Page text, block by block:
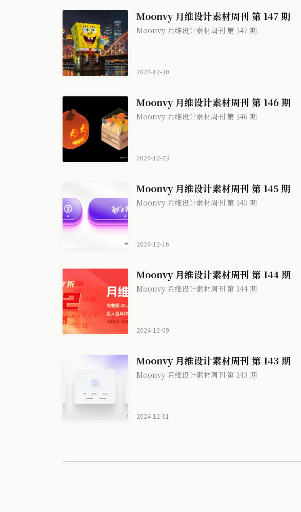
Moonvy 月维设计素材周刊 第 147 期
Moonvy 月维设计素材周刊 第 147 期
2024-12-30
Moonvy 月维设计素材周刊 第 146 期
Moonvy 月维设计素材周刊 第 146 期
2024-12-23
Moonvy 月维设计素材周刊 第 145 期
Moonvy 月维设计素材周刊 第 145 期
2024-12-16
Moonvy 月维设计素材周刊 第 144 期
Moonvy 月维设计素材周刊 第 144 期
2024-12-09
Moonvy 月维设计素材周刊 第 143 期
Moonvy 月维设计素材周刊 第 143 期
2024-12-01